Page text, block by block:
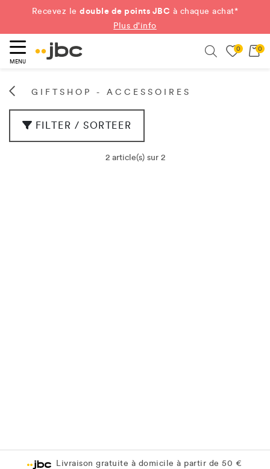
Recevez ledouble de points JBC à chaque achat*
Plus d'info
MENU
0 0
GIFTSHOP - ACCESSOIRES
FILTER / SORTEER
2 article(s) sur 2
Livraison gratuite à domicile à partir de 50 €